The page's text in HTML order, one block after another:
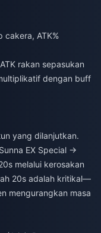
cakera, ATK%
rakan sepasukan
dengan buff
yang dilanjutkan.
EX Special →
melalui kerosakan
20s adalah kritikal—
mengurangkan masa